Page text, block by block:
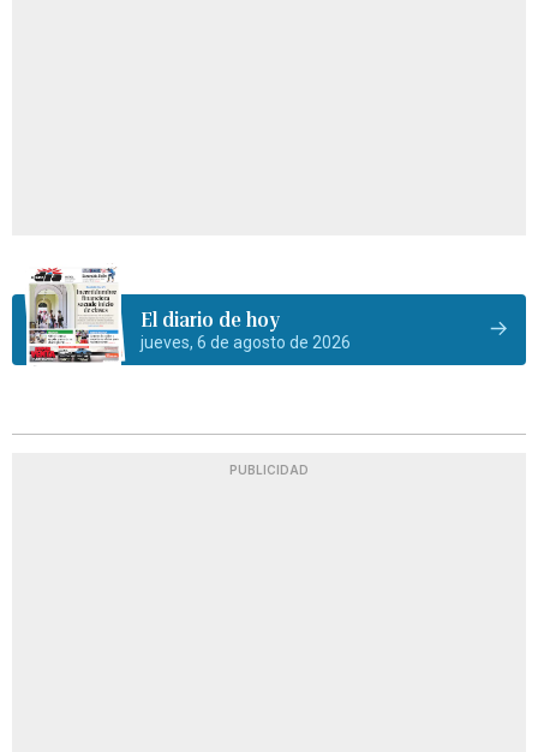
El diario de hoy
jueves, 6 de agosto de 2026
PUBLICIDAD